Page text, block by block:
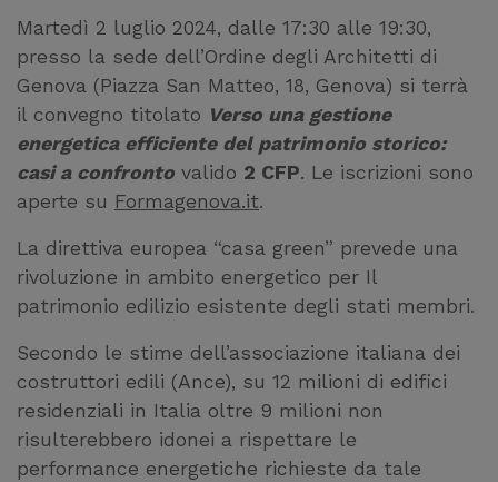
Martedì 2 luglio 2024, dalle 17:30 alle 19:30,
presso la sede dell’Ordine degli Architetti di
Genova (Piazza San Matteo, 18, Genova) si terrà
il convegno titolato Verso una gestione
energetica efficiente del patrimonio storico:
casi a confronto valido 2 CFP. Le iscrizioni sono
aperte su Formagenova.it.
La direttiva europea “casa green” prevede una
rivoluzione in ambito energetico per Il
patrimonio edilizio esistente degli stati membri.
Secondo le stime dell’associazione italiana dei
costruttori edili (Ance), su 12 milioni di edifici
residenziali in Italia oltre 9 milioni non
risulterebbero idonei a rispettare le
performance energetiche richieste da tale